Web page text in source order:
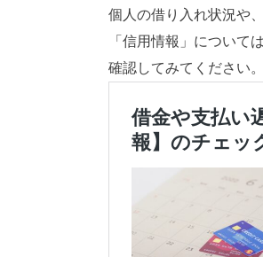
個人の借り入れ状況や
「信用情報」について
確認してみてください。